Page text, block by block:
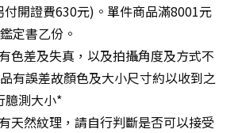
開證費630元)。單件商品滿8001元
定書乙份。
色差及失真，以及拍攝角度及方式不
有誤差故顏色及大小尺寸約以收到之
臆測大小*
天然紋理，請自行判斷是否可以接受